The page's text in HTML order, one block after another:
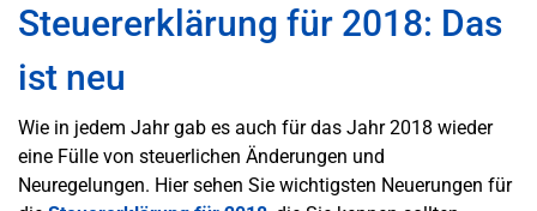
Steuererklärung für 2018: Das
ist neu
Wie in jedem Jahr gab es auch für das Jahr 2018 wieder
eine Fülle von steuerlichen Änderungen und
Neuregelungen. Hier sehen Sie wichtigsten Neuerungen für